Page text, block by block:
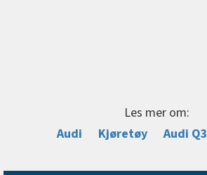
Les mer om:
Audi
Kjøretøy Audi Q3